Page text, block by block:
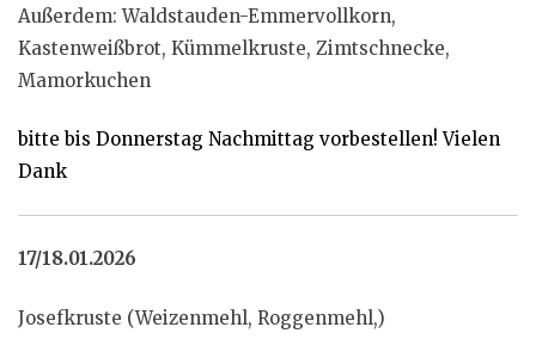
Außerdem: Waldstauden-Emmervollkorn,
Kastenweißbrot, Kümmelkruste, Zimtschnecke,
Mamorkuchen
bitte bis Donnerstag Nachmittag vorbestellen! Vielen
Dank
17/18.01.2026
Josefkruste (Weizenmehl, Roggenmehl,)